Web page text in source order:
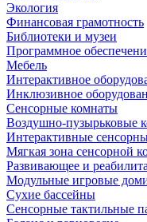
Экология
Финансовая грамотность
Библиотеки и музеи
Программное
Мебель
Интерактивное
Инклюзивное
Cенсорные комнаты
Воздушно-пузырьковые
Интерактивные
Мягкая зона сенсорной
Развивающее и
Модульные игровые
Сухие бассейны
Сенсорные тактильные